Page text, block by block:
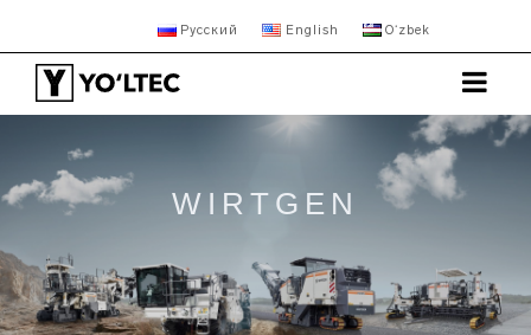
Русский English Oʻzbek
WIRTGEN